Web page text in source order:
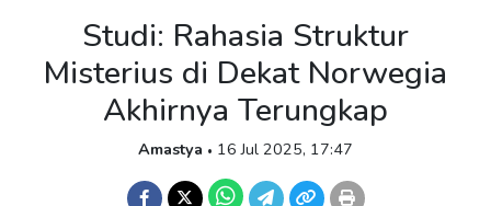
Studi: Rahasia Struktur
Misterius di Dekat Norwegia
Akhirnya Terungkap
Amastya • 16 Jul 2025, 17:47